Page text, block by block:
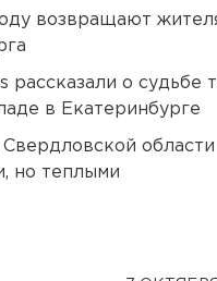
возвращают
рассказали о судьбе
в Екатеринбурге
области
но теплыми